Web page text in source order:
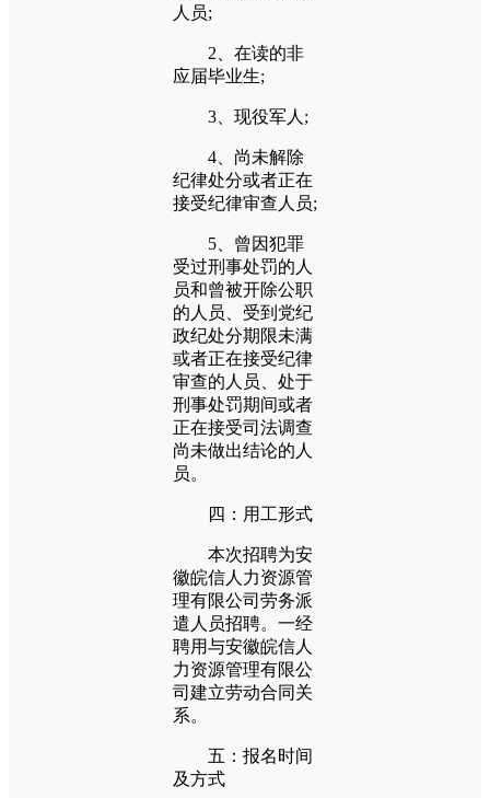
人员;
2、在读的非
应届毕业生;
3、现役军人;
4、尚未解除
纪律处分或者正在
接受纪律审查人员;
5、曾因犯罪
受过刑事处罚的人
员和曾被开除公职
的人员、受到党纪
政纪处分期限未满
或者正在接受纪律
审查的人员、处于
刑事处罚期间或者
正在接受司法调查
尚未做出结论的人
员。
四：用工形式
本次招聘为安
徽皖信人力资源管
理有限公司劳务派
遣人员招聘。一经
聘用与安徽皖信人
力资源管理有限公
司建立劳动合同关
系。
五：报名时间
及方式